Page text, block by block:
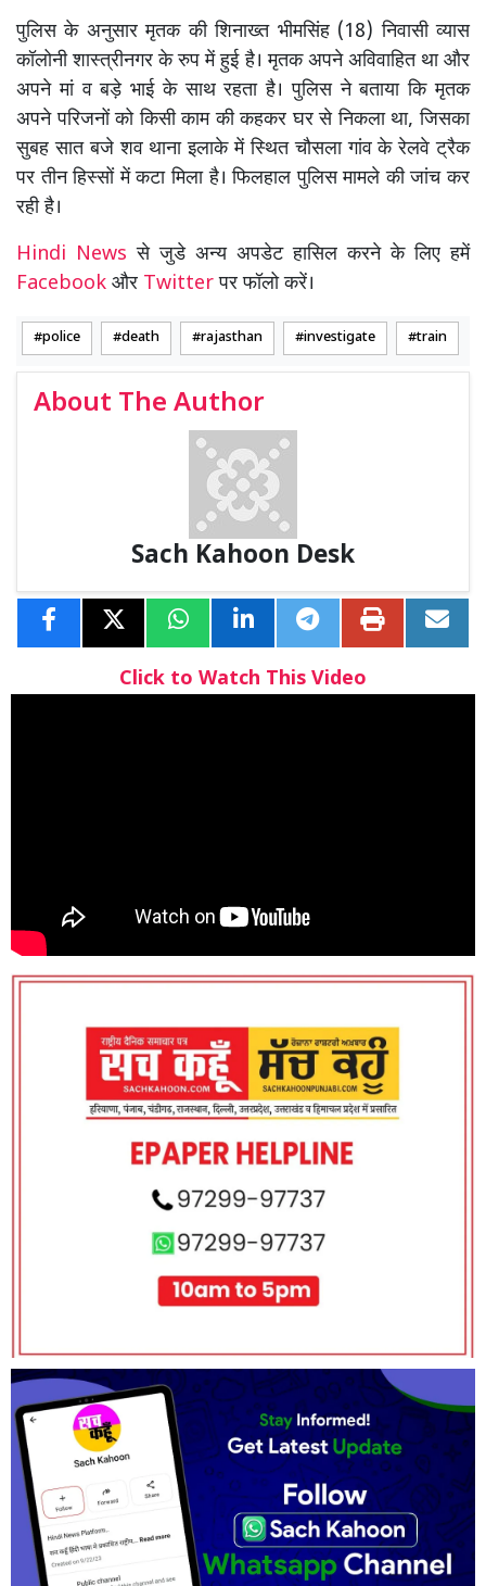
पुलिस के अनुसार मृतक की शिनाख्त भीमसिंह (18) निवासी व्यास
कॉलोनी शास्त्रीनगर के रुप में हुई है। मृतक अपने अविवाहित था और
अपने मां व बड़े भाई के साथ रहता है। पुलिस ने बताया कि मृतक
अपने परिजनों को किसी काम की कहकर घर से निकला था, जिसका
सुबह सात बजे शव थाना इलाके में स्थित चौसला गांव के रेलवे ट्रैक
पर तीन हिस्सों में कटा मिला है। फिलहाल पुलिस मामले की जांच कर
रही है।
Hindi Newsसे जुडे अन्य अपडेट हासिल करने के लिए हमें
Facebook और Twitterपर फॉलो करें।
police death rajasthan investigate train
About The Author
Sach Kahoon Desk
Click to Watch This Video